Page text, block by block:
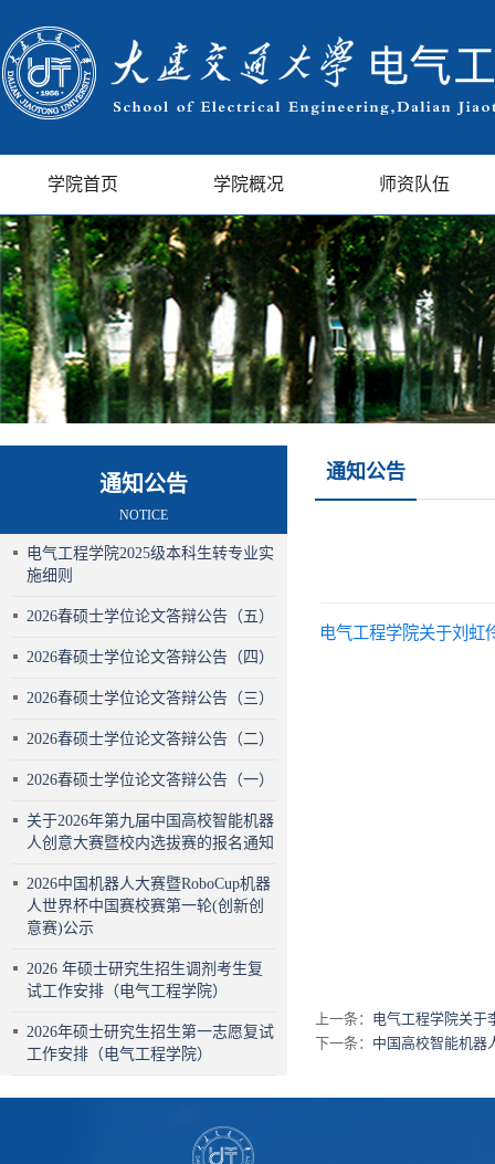
学院首页 学院概况 师资队伍
通知公告
NOTICE
电气工程学院2025级本科生转专业实
施细则
2026春硕士学位论文答辩公告（五）
2026春硕士学位论文答辩公告（四）
2026春硕士学位论文答辩公告（三）
2026春硕士学位论文答辩公告（二）
2026春硕士学位论文答辩公告（一）
关于2026年第九届中国高校智能机器
人创意大赛暨校内选拔赛的报名通知
2026中国机器人大赛暨RoboCup机器
人世界杯中国赛校赛第一轮(创新创
意赛)公示
2026 年硕士研究生招生调剂考生复
试工作安排（电气工程学院）
2026年硕士研究生招生第一志愿复试
工作安排（电气工程学院）
通知公告
电气工程学院关于刘虹
上一条： 电气工程学院关于
下一条： 中国高校智能机器